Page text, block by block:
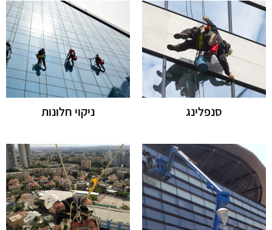
סנפלינג ניקוי חלונות